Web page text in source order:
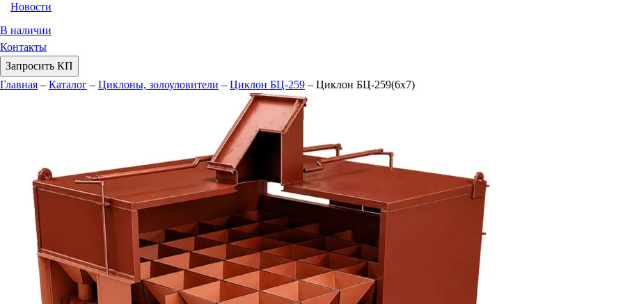
Новости
В наличии
Контакты
Запросить КП
Главная – Каталог – Циклоны, золоуловители – Циклон БЦ-259 – Циклон БЦ-259(6х7)